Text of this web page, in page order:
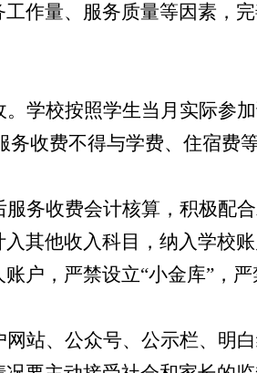
作量、服务质量等因素，
学校按照学生当月实际参
务收费不得与学费、住宿费
服务收费会计核算，积极配
入其他收入科目，纳入学校账
户，严禁设立“小金库” ，
站、公众号、公示栏、明